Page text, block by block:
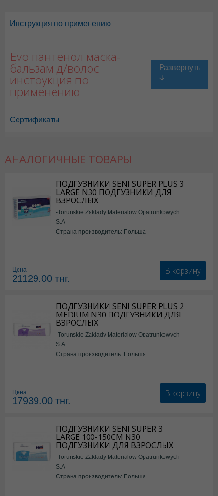
Инструкция по применению
Evo пантенол маска-
бальзам д/волос
инструкция по
применению
Сертификаты
АНАЛОГИЧНЫЕ ТОВАРЫ
ПОДГУЗНИКИ SENI SUPER PLUS 3
LARGE N30 ПОДГУЗНИКИ ДЛЯ
ВЗРОСЛЫХ
-Torunskie Zaklady Materialow Opatrunkowych
S.A
Страна производитель: Польша
Цена
21129.00 тнг.
В корзину
ПОДГУЗНИКИ SENI SUPER PLUS 2
MEDIUM N30 ПОДГУЗНИКИ ДЛЯ
ВЗРОСЛЫХ
-Torunskie Zaklady Materialow Opatrunkowych
S.A
Страна производитель: Польша
Цена
17939.00 тнг.
В корзину
ПОДГУЗНИКИ SENI SUPER 3
LARGE 100-150СМ N30
ПОДГУЗНИКИ ДЛЯ ВЗРОСЛЫХ
-Torunskie Zaklady Materialow Opatrunkowych
S.A
Страна производитель: Польша